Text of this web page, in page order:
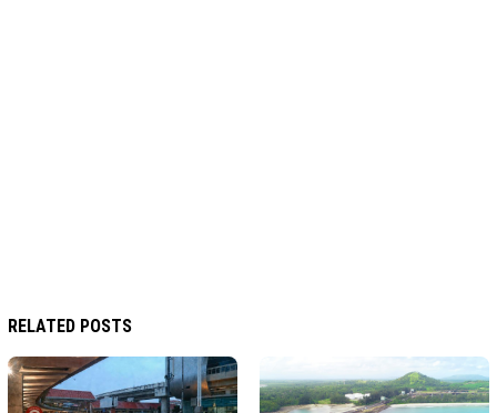
RELATED POSTS